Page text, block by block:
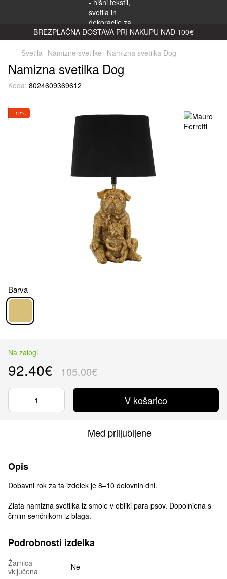
BREZPLAČNA DOSTAVA PRI NAKUPU NAD 100€
Svetila Namizne svetilke Namizna svetilka Dog
Namizna svetilka Dog
Koda: 8024609369612
−12%
Barva
Na zalogi
92.40€ 105.00€
V košarico
Med priljubljene
Opis
Dobavni rok za ta izdelek je 8–10 delovnih dni.
Zlata namizna svetilka iz smole v obliki para psov. Dopolnjena s
črnim senčnikom iz blaga.
Podrobnosti izdelka
Žarnica
vključena
Ne